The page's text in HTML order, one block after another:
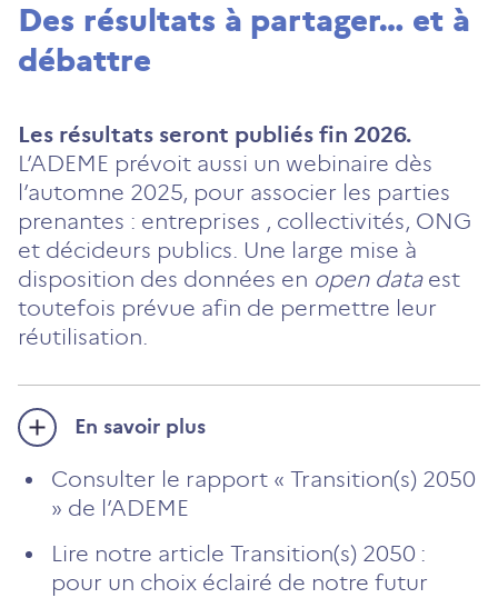
Des résultats à partager… et à
débattre
Les résultats seront publiés fin 2026.
L’ADEME prévoit aussi un webinaire dès
l’automne 2025, pour associer les parties
prenantes : entreprises , collectivités, ONG
et décideurs publics. Une large mise à
disposition des données en open dataest
toutefois prévue afin de permettre leur
réutilisation.
En savoir plus
Consulter le rapport « Transition(s) 2050
» de l’ADEME
Lire notre article Transition(s) 2050 :
pour un choix éclairé de notre futur